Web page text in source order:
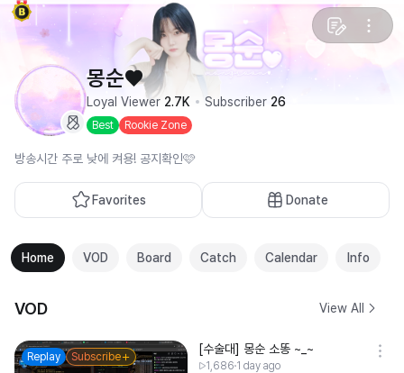
몽순♥
Loyal Viewer 2.7K Subscriber 26
Best Rookie Zone
방송시간 주로 낮에 켜용! 공지확인🩷
Favorites Donate
Home VOD Board Catch Calendar Info
VOD View All
Replay Subscribe
[수술대] 몽순 소똥 ~_~
1,686 1 day ago